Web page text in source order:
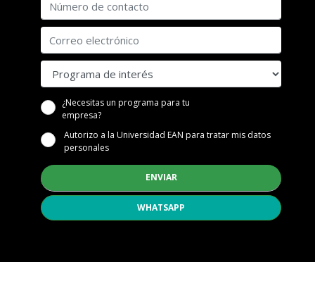
Correo electrónico
Programa
con3
¿Necesitas un programa para tu
empresa?
Autorizo a la Universidad EAN para tratar mis datos
personales
WHATSAPP